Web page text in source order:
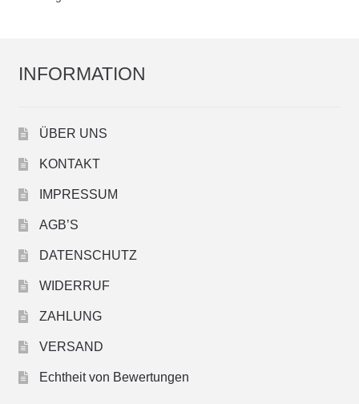
INFORMATION
ÜBER UNS
KONTAKT
IMPRESSUM
AGB’S
DATENSCHUTZ
WIDERRUF
ZAHLUNG
VERSAND
Echtheit von Bewertungen